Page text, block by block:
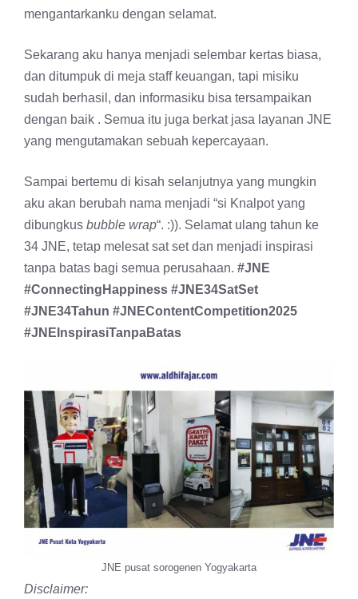
mengantarkanku dengan selamat.
Sekarang aku hanya menjadi selembar kertas biasa,
dan ditumpuk di meja staff keuangan, tapi misiku
sudah berhasil, dan informasiku bisa tersampaikan
dengan baik . Semua itu juga berkat jasa layanan JNE
yang mengutamakan sebuah kepercayaan.
Sampai bertemu di kisah selanjutnya yang mungkin
aku akan berubah nama menjadi “si Knalpot yang
dibungkus bubble wrap“. :)). Selamat ulang tahun ke
34 JNE, tetap melesat sat set dan menjadi inspirasi
tanpa batas bagi semua perusahaan. #JNE
#ConnectingHappiness #JNE34SatSet
#JNE34Tahun #JNEContentCompetition2025
#JNEInspirasiTanpaBatas
JNE pusat sorogenen Yogyakarta
Disclaimer: